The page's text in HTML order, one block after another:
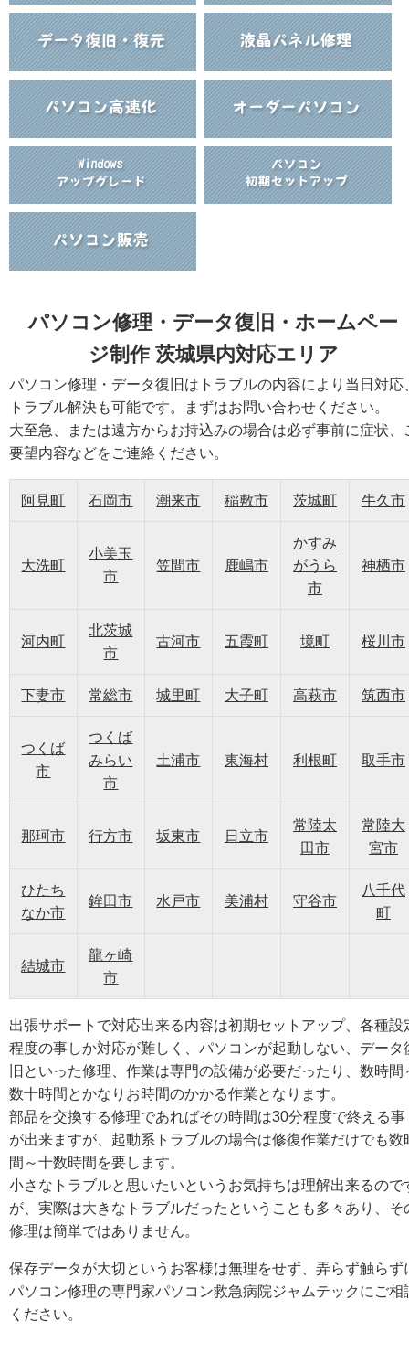
パソコン修理・データ復旧・ホームペー
ジ制作 茨城県内対応エリア
パソコン修理・データ復旧はトラブルの内容により当日対応
トラブル解決も可能です。まずはお問い合わせください。
大至急、または遠方からお持込みの場合は必ず事前に症状、
要望内容などをご連絡ください。
阿見町 石岡市 潮来市 稲敷市 茨城町 牛久市
大洗町
小美玉
市
笠間市 鹿嶋市
かすみ
がうら
市
神栖市
河内町
北茨城
市
古河市 五霞町 境町 桜川市
下妻市 常総市 城里町 大子町 高萩市 筑西市
つくば
市
つくば
みらい
市
土浦市 東海村 利根町 取手市
那珂市 行方市 坂東市 日立市
常陸太
田市
常陸大
宮市
ひたち
なか市
鉾田市 水戸市 美浦村 守谷市
八千代
町
結城市
龍ヶ崎
市
出張サポートで対応出来る内容は初期セットアップ、各種設
程度の事しか対応が難しく、パソコンが起動しない、データ
旧といった修理、作業は専門の設備が必要だったり、数時間
数十時間とかなりお時間のかかる作業となります。
部品を交換する修理であればその時間は30分程度で終える事
が出来ますが、起動系トラブルの場合は修復作業だけでも数
間～十数時間を要します。
小さなトラブルと思いたいというお気持ちは理解出来るので
が、実際は大きなトラブルだったということも多々あり、そ
修理は簡単ではありません。
保存データが大切というお客様は無理をせず、弄らず触らず
パソコン修理の専門家パソコン救急病院ジャムテックにご相
ください。